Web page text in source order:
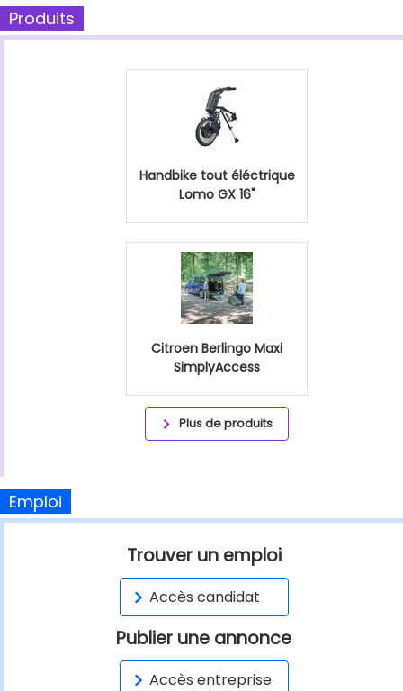
Produits
Handbike tout éléctrique
Lomo GX 16"
Citroen Berlingo Maxi
SimplyAccess
Plus de produits
Emploi
Trouver un emploi
Accès candidat
Publier une annonce
Accès entreprise